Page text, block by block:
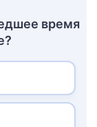
время